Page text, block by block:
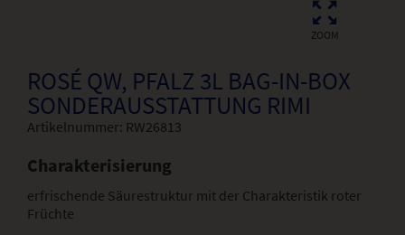
ZOOM
ROSÉ QW, PFALZ 3L BAG-IN-BOX
SONDERAUSSTATTUNG RIMI
Artikelnummer: RW26813
Charakterisierung
erfrischende Säurestruktur mit der Charakteristik roter
Früchte